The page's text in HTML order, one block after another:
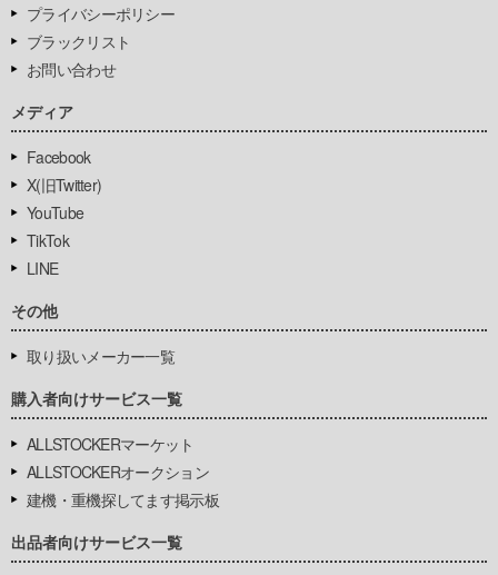
プライバシーポリシー
ブラックリスト
お問い合わせ
メディア
Facebook
X(旧Twitter)
YouTube
TikTok
LINE
その他
取り扱いメーカー一覧
購入者向けサービス一覧
ALLSTOCKERマーケット
ALLSTOCKERオークション
建機・重機探してます掲示板
出品者向けサービス一覧